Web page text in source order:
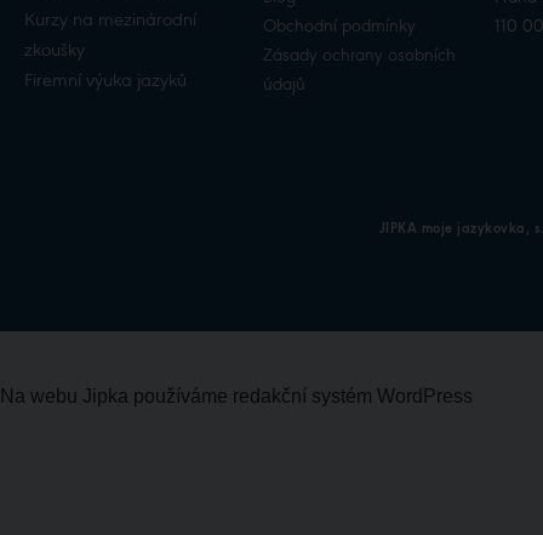
Kurzy na mezinárodní
zkoušky
Firemní výuka jazyků
Obchodní podmínky
Zásady ochrany osobních
údajů
110 00
JIPKA moje jazykovka,
Na webu Jipka používáme redakční systém WordPress